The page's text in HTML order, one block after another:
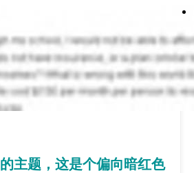
的主题，这是个偏向暗红色